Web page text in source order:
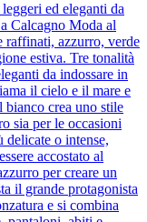
ed eleganti da
Calcagno Moda al
raffinati, azzurro, verde
estiva. Tre tonalità
da indossare in
il cielo e il mare e
bianco crea uno stile
sia per le occasioni
delicate o intense,
accostato al
per creare un
il grande protagonista
e si combina